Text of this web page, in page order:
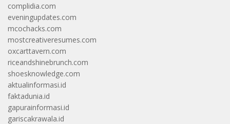
complidia.com
eveningupdates.com
mcochacks.com
mostcreativeresumes.com
oxcarttavern.com
riceandshinebrunch.com
shoesknowledge.com
aktualinformasi.id
faktadunia.id
gapurainformasi.id
gariscakrawala.id